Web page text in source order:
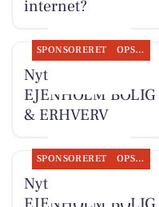
internet?
SPONSORERET OPSLAGSTAVLEN
Nyt fra
EJENHOLM BOLIG
& ERHVERV
SPONSORERET OPSLAGSTAVLEN
Nyt fra